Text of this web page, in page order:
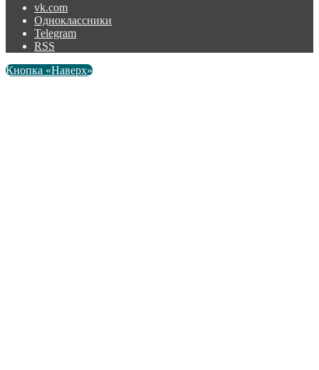
vk.com
Одноклассники
Telegram
RSS
Кнопка «Наверх»